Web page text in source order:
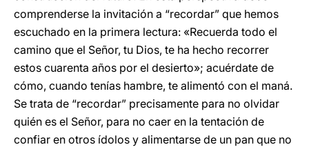
comprenderse la invitación a “recordar” que hemos
escuchado en la primera lectura: «Recuerda todo el
camino que el Señor, tu Dios, te ha hecho recorrer
estos cuarenta años por el desierto»; acuérdate de
cómo, cuando tenías hambre, te alimentó con el maná.
Se trata de “recordar” precisamente para no olvidar
quién es el Señor, para no caer en la tentación de
confiar en otros ídolos y alimentarse de un pan que no